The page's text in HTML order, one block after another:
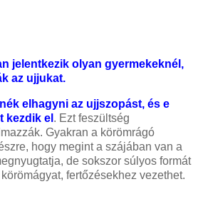
jelentkezik olyan gyermekeknél,
az ujjukat.
elhagyni az ujjszopást, és e
kezdik el . Ezt feszültség
Gyakran a körömrágó
hogy megint a szájában van a
de sokszor súlyos formát
fertőzésekhez vezethet.